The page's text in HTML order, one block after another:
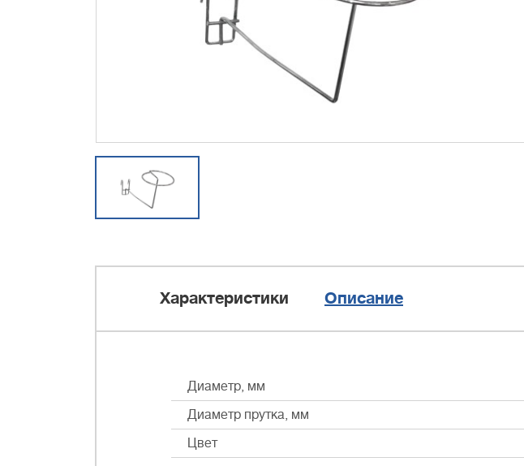
Характеристики Описание
Диаметр, мм
Диаметр прутка, мм
Цвет